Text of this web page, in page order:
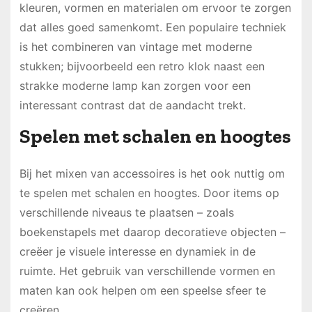
kleuren, vormen en materialen om ervoor te zorgen
dat alles goed samenkomt. Een populaire techniek
is het combineren van vintage met moderne
stukken; bijvoorbeeld een retro klok naast een
strakke moderne lamp kan zorgen voor een
interessant contrast dat de aandacht trekt.
Spelen met schalen en hoogtes
Bij het mixen van accessoires is het ook nuttig om
te spelen met schalen en hoogtes. Door items op
verschillende niveaus te plaatsen – zoals
boekenstapels met daarop decoratieve objecten –
creëer je visuele interesse en dynamiek in de
ruimte. Het gebruik van verschillende vormen en
maten kan ook helpen om een speelse sfeer te